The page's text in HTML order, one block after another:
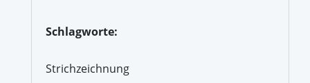
Schlagworte:
Strichzeichnung